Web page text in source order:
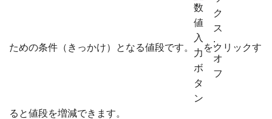
ための条件（きっかけ）となる値段です。 をクリックす
ると値段を増減できます。